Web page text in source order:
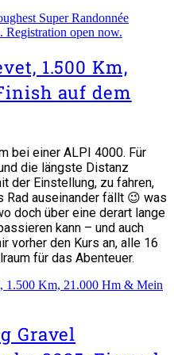
Super Randonnée
open now.
1.500 Km,
auf dem
bei einer ALPI 4000. Für
die längste Distanz
der Einstellung, zu fahren,
Rad auseinander fällt 😉 was
doch über eine derart lange
kann – und auch
vorher den Kurs an, alle 16
für das Abenteuer.
1.500 Km, 21.000 Hm & Mein
Gravel